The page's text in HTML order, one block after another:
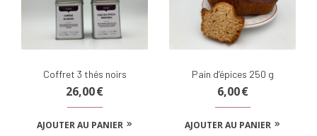
Coffret 3 thés noirs
26,00€
AJOUTER AU PANIER
Pain d’épices 250 g
6,00€
AJOUTER AU PANIER